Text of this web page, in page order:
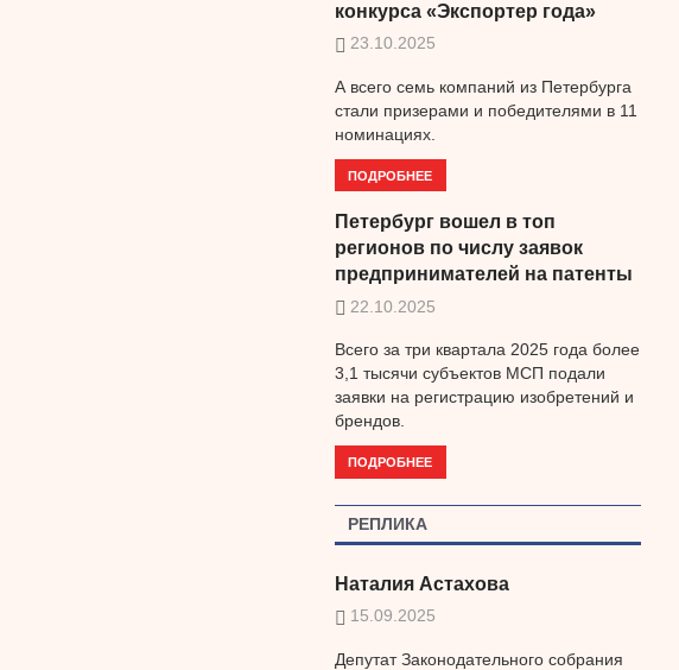
конкурса «Экспортер года»
23.10.2025
А всего семь компаний из Петербурга
стали призерами и победителями в 11
номинациях.
ПОДРОБНЕЕ
Петербург вошел в топ
регионов по числу заявок
предпринимателей на патенты
22.10.2025
Всего за три квартала 2025 года более
3,1 тысячи субъектов МСП подали
заявки на регистрацию изобретений и
брендов.
ПОДРОБНЕЕ
РЕПЛИКА
Наталия Астахова
15.09.2025
Депутат Законодательного собрания